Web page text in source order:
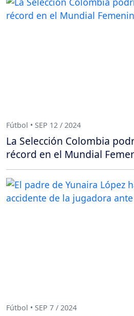
Fútbol • SEP 12 / 2024
La Selección Colombia
récord en el Mundial
Fútbol • SEP 7 / 2024